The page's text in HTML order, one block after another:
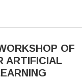
OF
ARTIFICIAL